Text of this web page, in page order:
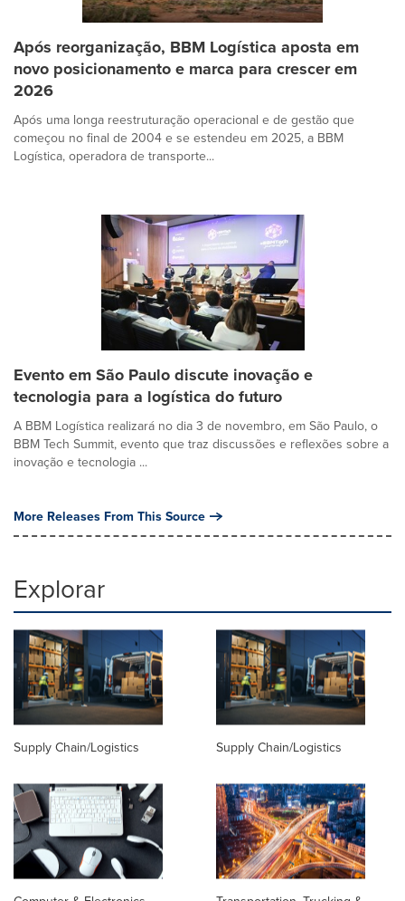
Após reorganização, BBM Logística aposta em
novo posicionamento e marca para crescer em
2026
Após uma longa reestruturação operacional e de gestão que
começou no final de 2004 e se estendeu em 2025, a BBM
Logística, operadora de transporte...
Evento em São Paulo discute inovação e
tecnologia para a logística do futuro
A BBM Logística realizará no dia 3 de novembro, em São Paulo, o
BBM Tech Summit, evento que traz discussões e reflexões sobre a
inovação e tecnologia ...
More Releases From This Source
Explorar
Supply Chain/Logistics Supply Chain/Logistics